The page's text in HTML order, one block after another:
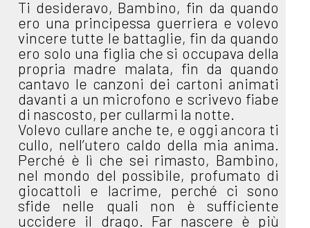
Ti desideravo, Bambino, fin da quando
ero una principessa guerriera e volevo
vincere tutte le battaglie, fin da quando
ero solo una figlia che si occupava della
propria madre malata, fin da quando
cantavo le canzoni dei cartoni animati
davanti a un microfono e scrivevo fiabe
di nascosto, per cullarmi la notte.
Volevo cullare anche te, e oggi ancora ti
cullo, nell’utero caldo della mia anima.
Perché è lì che sei rimasto, Bambino,
nel mondo del possibile, profumato di
giocattoli e lacrime, perché ci sono
sfide nelle quali non è sufficiente
uccidere il drago. Far nascere è più